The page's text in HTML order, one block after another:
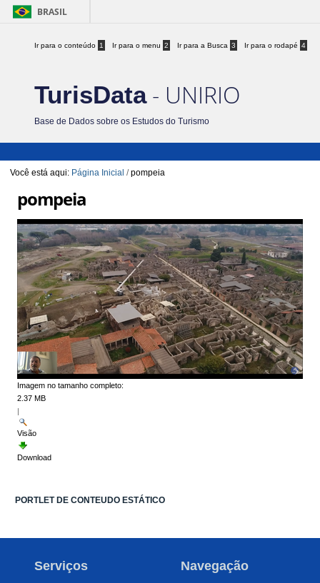
BRASIL
Ir para o conteúdo 1 Ir para o menu 2 Ir para a Busca 3 Ir para o rodapé 4
TurisData- UNIRIO
Base de Dados sobre os Estudos do Turismo
Você está aqui: Página Inicial /pompeia
pompeia
Imagem no tamanho completo:
2.37 MB
|
Visão
Download
PORTLET DE CONTEUDO ESTÁTICO
Serviços Navegação